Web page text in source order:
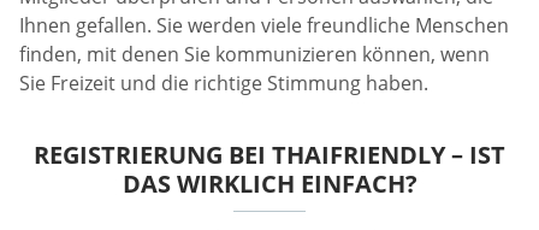
Ihnen gefallen. Sie werden viele freundliche Menschen
finden, mit denen Sie kommunizieren können, wenn
Sie Freizeit und die richtige Stimmung haben.
REGISTRIERUNG BEI THAIFRIENDLY – IST
DAS WIRKLICH EINFACH?